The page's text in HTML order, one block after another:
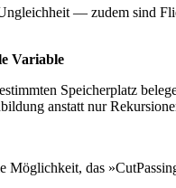
— zudem sind
Variable
Speicherplatz
anstatt nur
das